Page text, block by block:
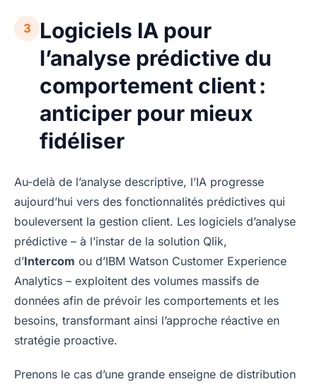
3
Logiciels IA pour
l’analyse prédictive du
comportement client :
anticiper pour mieux
fidéliser
Au-delà de l’analyse descriptive, l’IA progresse
aujourd’hui vers des fonctionnalités prédictives qui
bouleversent la gestion client. Les logiciels d’analyse
prédictive – à l’instar de la solution Qlik,
d’Intercom ou d’IBM Watson Customer Experience
Analytics – exploitent des volumes massifs de
données afin de prévoir les comportements et les
besoins, transformant ainsi l’approche réactive en
stratégie proactive.
Prenons le cas d’une grande enseigne de distribution